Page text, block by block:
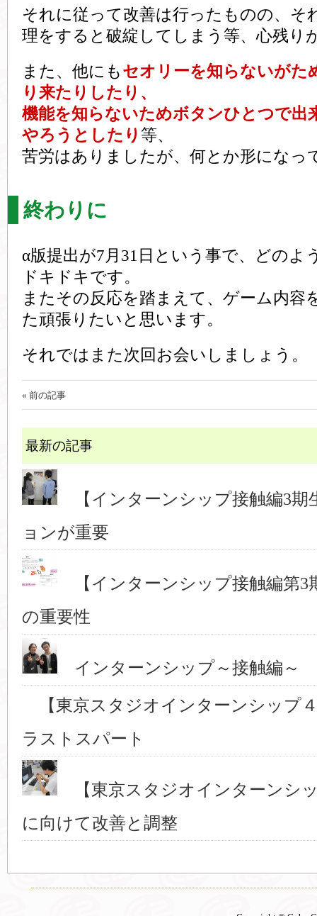
それに従って改善は行ったものの、そ
理をすると破綻してしまう等、心残り
また、他にも セオリーを知らないがた
り来たりしたり、
機能を知らないためボタンひとつで出
やろうとしたり 等、
苦労はありましたが、何とか形になっ
終わりに
α版提出が7月31日という事で、どのよ
ドキドキです。
またその反応を踏まえて、ゲーム内容
た頑張りたいと思います。
それではまた次回お会いしましょう。
« 前の記事
最新の記事
【インターンシップ接触編3期
ョンが重要
【インターンシップ接触編第3
の重要性
インターンシップ～接触編
【東京スタジオインターンシップ
ラストスパート
【東京スタジオインターンシ
に向けて改善と調整